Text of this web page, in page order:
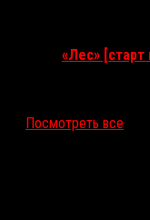
«Лес» [старт
Посмотреть все